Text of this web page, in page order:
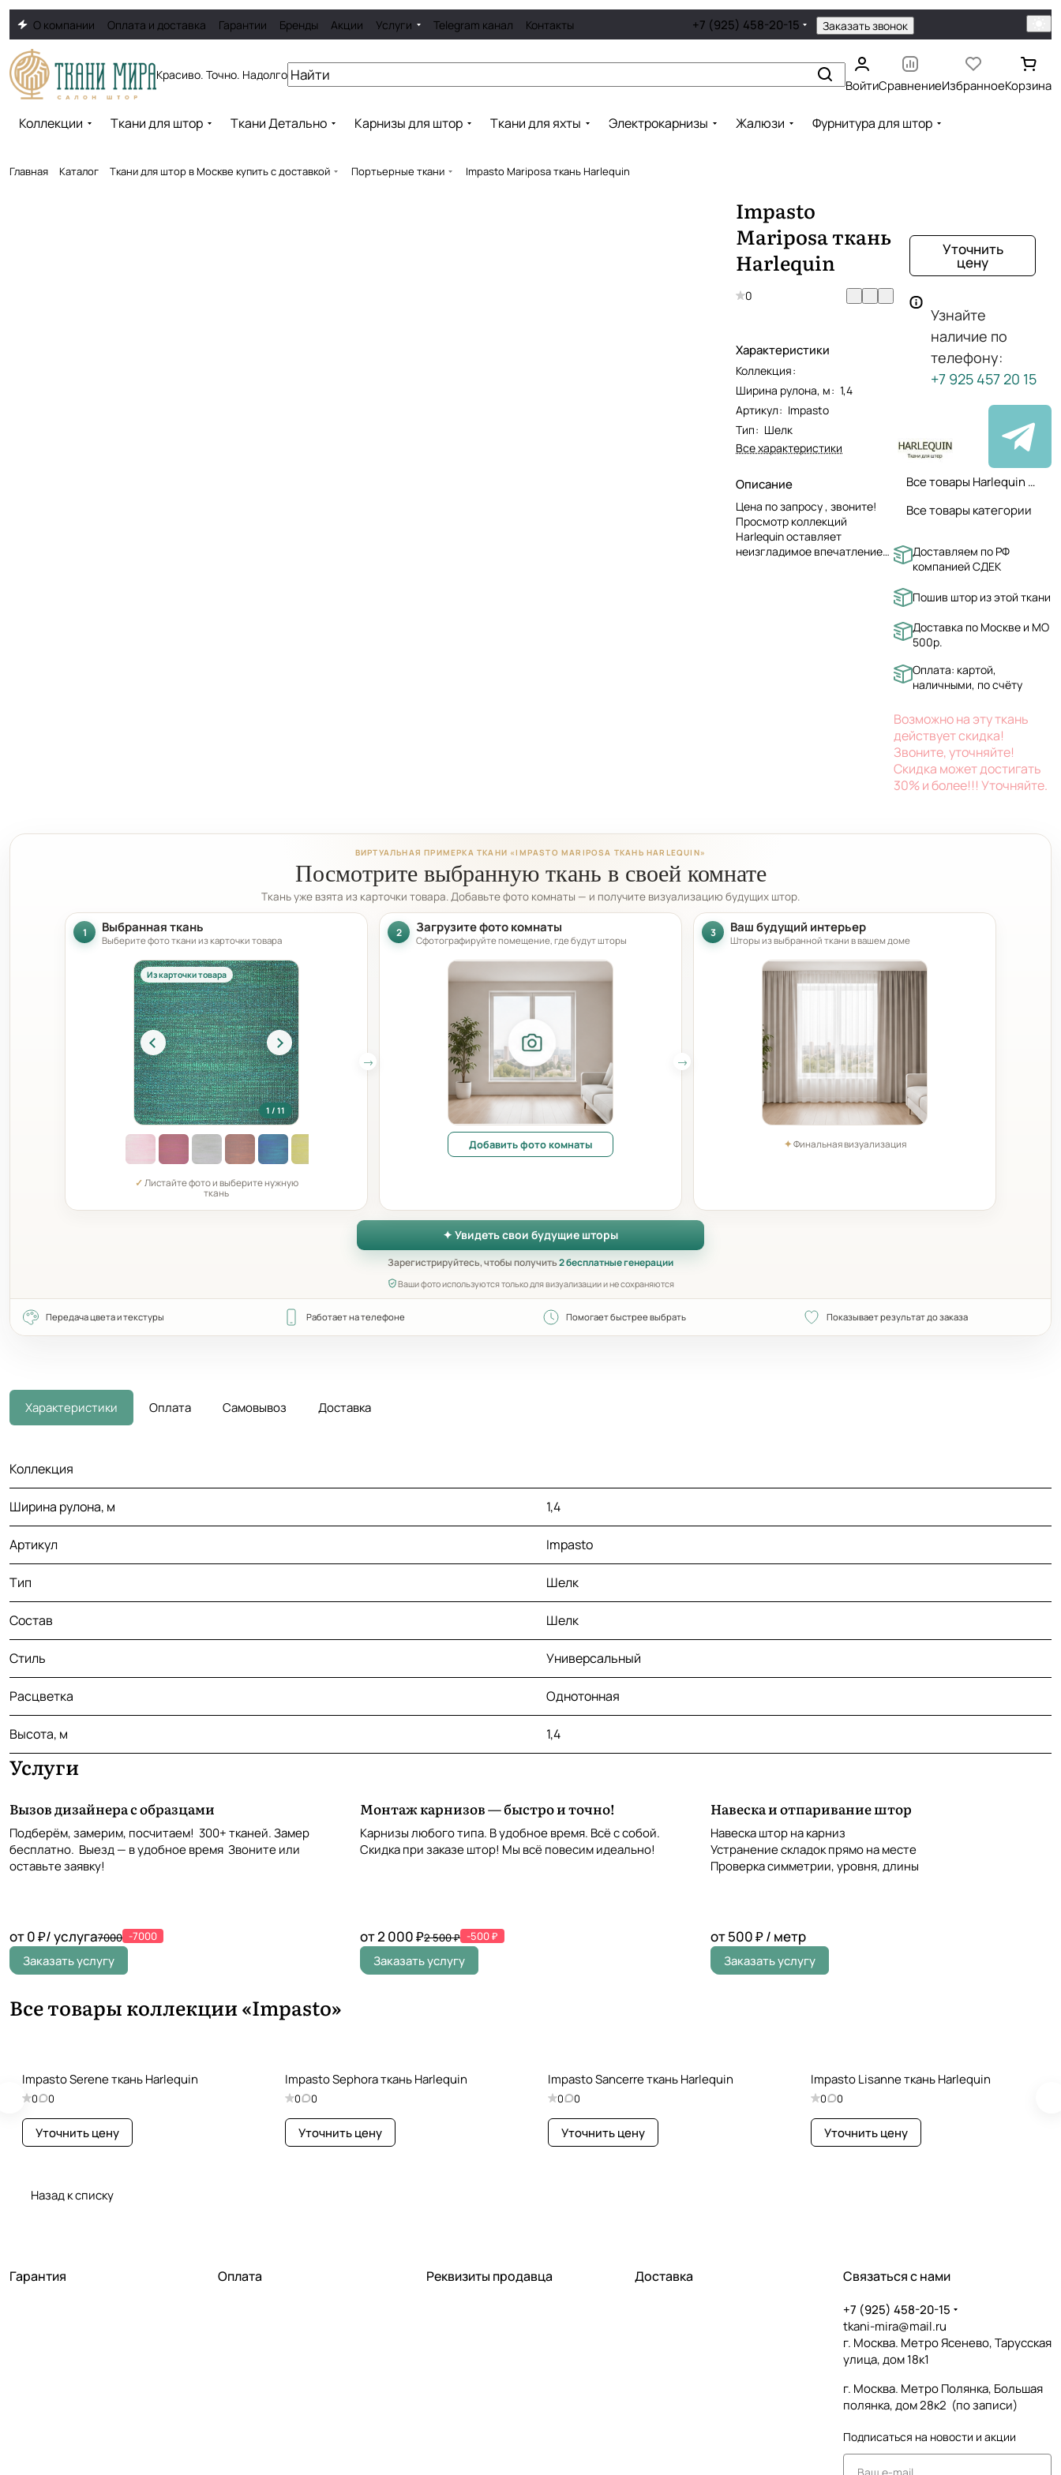
О компании Оплата и доставка Гарантии Бренды Акции Услуги Telegram канал Контакты +7 (925) 458-20-15 Заказать звонок
Красиво. Точно. Надолго
ВойтиСравнениеИзбранноеКорзина
Коллекции Ткани для штор Ткани Детально Карнизы для штор Ткани для яхты Электрокарнизы Жалюзи Фурнитура для штор
Главная Каталог Ткани для штор в Москве купить с доставкой Портьерные ткани Impasto Mariposa ткань Harlequin
Impasto
Mariposa ткань
Harlequin
0
Характеристики
Коллекция:
Ширина рулона, м: 1,4
Артикул: Impasto
Тип: Шелк
Все характеристики
Описание
Цена по запросу , звоните!
Просмотр коллекций
Harlequin оставляет
неизгладимое впечатление
Уточнить
цену
Узнайте
наличие по
телефону:
+7 925 457 20 15
Все товары Harlequin ткани
Все товары категории
Доставляем по РФ
компанией СДЕК
Пошив штор из этой ткани
Доставка по Москве и МО
500р.
Оплата: картой,
наличными, по счёту
Возможно на эту ткань
действует скидка!
Звоните, уточняйте!
Скидка может достигать
30% и более!!! Уточняйте.
ВИРТУАЛЬНАЯ ПРИМЕРКА ТКАНИ «IMPASTO MARIPOSA ТКАНЬ HARLEQUIN»
Посмотрите выбранную ткань в своей комнате
Ткань уже взята из карточки товара. Добавьте фото комнаты — и получите визуализацию будущих штор.
1 Выбранная ткань
Выберите фото ткани из карточки товара
Из карточки товара
1 / 11
✓Листайте фото и выберите нужную
ткань
2 Загрузите фото комнаты
Сфотографируйте помещение, где будут шторы
Добавить фото комнаты
3 Ваш будущий интерьер
Шторы из выбранной ткани в вашем доме
✦Финальная визуализация
✦ Увидеть свои будущие шторы
Зарегистрируйтесь, чтобы получить2 бесплатные генерации
Ваши фото используются только для визуализации и не сохраняются
Передача цвета и текстуры Работает на телефоне Помогает быстрее выбрать Показывает результат до заказа
Характеристики Оплата Самовывоз Доставка
Коллекция
Ширина рулона, м 1,4
Артикул Impasto
Тип Шелк
Состав Шелк
Стиль Универсальный
Расцветка Однотонная
Высота, м 1,4
Услуги
Вызов дизайнера с образцами
Подберём, замерим, посчитаем! 300+ тканей. Замер
бесплатно. Выезд — в удобное время Звоните или
оставьте заявку!
от 0 ₽/ услуга7000 -7000
Заказать услугу
Монтаж карнизов — быстро и точно!
Карнизы любого типа. В удобное время. Всё с собой.
Скидка при заказе штор! Мы всё повесим идеально!
от 2 000 ₽2 500 ₽ -500 ₽
Заказать услугу
Навеска и отпаривание штор
Навеска штор на карниз
Устранение складок прямо на месте
Проверка симметрии, уровня, длины
от 500 ₽ / метр
Заказать услугу
Все товары коллекции «Impasto»
Impasto Serene ткань Harlequin
0 0
Уточнить цену
Impasto Sephora ткань Harlequin
0 0
Уточнить цену
Impasto Sancerre ткань Harlequin
0 0
Уточнить цену
Impasto Lisanne ткань Harlequin
0 0
Уточнить цену
Назад к списку
Гарантия Оплата Реквизиты продавца Доставка Связаться с нами
+7 (925) 458-20-15
tkani-mira@mail.ru
г. Москва. Метро Ясенево, Тарусская
улица, дом 18к1
г. Москва. Метро Полянка, Большая
полянка, дом 28к2 (по записи)
Подписаться на новости и акции